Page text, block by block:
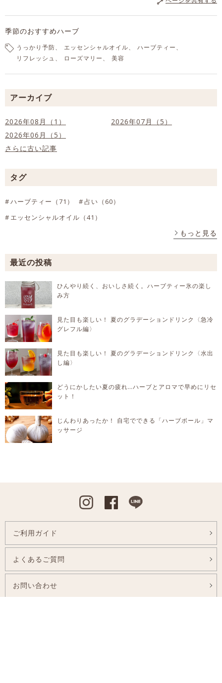
季節のおすすめハーブ
うっかり予防 エッセンシャルオイル
ハーブティー
リフレッシュ
ローズマリー 美容
アーカイブ
2026年08月（1）
2026年07月（5）
2026年06月（5）
さらに古い記事
タグ
ハーブティー（71）
占い（60）
エッセンシャルオイル（41）
もっと見る
最近の投稿
ひんやり続く、おいしさ続く。ハーブティー氷の楽し
み方
見た目も楽しい！ 夏のグラデーションドリンク〈急冷
グレフル編〉
見た目も楽しい！ 夏のグラデーションドリンク〈水出
し編〉
どうにかしたい夏の疲れ…ハーブとアロマで早めにリセ
ット！
じんわりあったか！ 自宅でできる「ハーブボール」マ
ッサージ
Instagram
ご利用ガイド
よくあるご質問
お問い合わせ